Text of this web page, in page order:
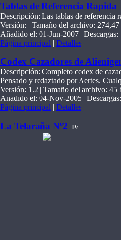
Tablas de Referencia Rapida
Descripción: Las tablas de referencia
Versión: | Tamaño del archivo:
Añadido el: 01-Jun-2007 | Descargas:
Página principal | Detalles
Codex Cazadores de
Descripción: Completo codex de
Pensado y redaztado por Aertes.
Versión: 1.2 | Tamaño del archivo: 45
Añadido el: 04-Nov-2005 |
Página principal | Detalles
La Telaraña Nº2